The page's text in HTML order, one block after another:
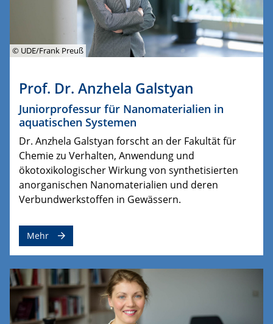
© UDE/Frank Preuß
Prof. Dr. Anzhela Galstyan
Juniorprofessur für Nanomaterialien in
aquatischen Systemen
Dr. Anzhela Galstyan forscht an der Fakultät für
Chemie zu Verhalten, Anwendung und
ökotoxikologischer Wirkung von synthetisierten
anorganischen Nanomaterialien und deren
Verbundwerkstoffen in Gewässern.
Mehr